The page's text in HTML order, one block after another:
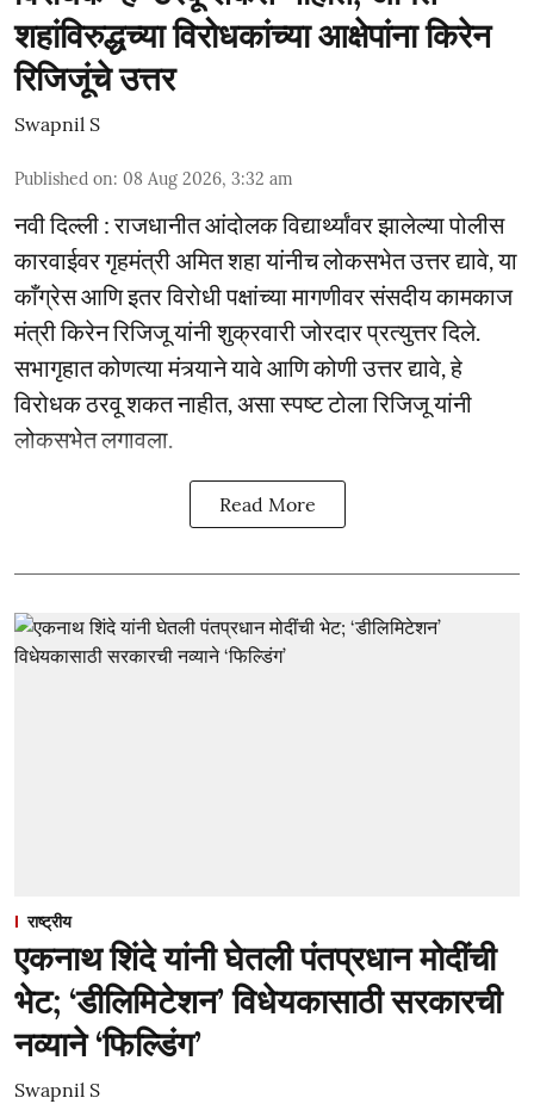
शहांविरुद्धच्या विरोधकांच्या आक्षेपांना किरेन
रिजिजूंचे उत्तर
Swapnil S
Published on: 08 Aug 2026, 3:32 am
नवी दिल्ली : राजधानीत आंदोलक विद्यार्थ्यांवर झालेल्या पोलीस
कारवाईवर गृहमंत्री अमित शहा यांनीच लोकसभेत उत्तर द्यावे, या
काँग्रेस आणि इतर विरोधी पक्षांच्या मागणीवर संसदीय कामकाज
मंत्री किरेन रिजिजू यांनी शुक्रवारी जोरदार प्रत्युत्तर दिले.
सभागृहात कोणत्या मंत्र्याने यावे आणि कोणी उत्तर द्यावे, हे
विरोधक ठरवू शकत नाहीत, असा स्पष्ट टोला रिजिजू यांनी
लोकसभेत लगावला.
Read More
राष्ट्रीय
एकनाथ शिंदे यांनी घेतली पंतप्रधान मोदींची
भेट; ‘डीलिमिटेशन’ विधेयकासाठी सरकारची
नव्याने ‘फिल्डिंग’
Swapnil S